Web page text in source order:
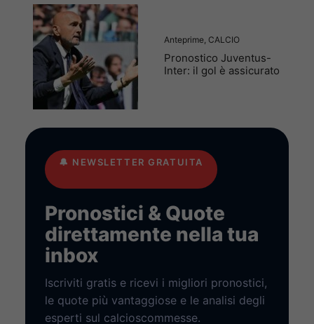
Anteprime CALCIO
Pronostico Juventus-
Inter: il gol è assicurato
🔔 NEWSLETTER GRATUITA
Pronostici & Quote
direttamente nella tua
inbox
Iscriviti gratis e ricevi i migliori pronostici,
le quote più vantaggiose e le analisi degli
esperti sul calcioscommesse.